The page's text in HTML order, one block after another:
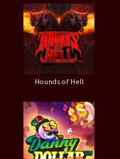
Hounds of Hell